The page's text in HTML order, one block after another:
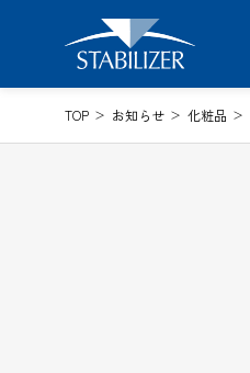
TOP お知らせ 化粧品